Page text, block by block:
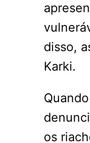
disso,
Karki.
os